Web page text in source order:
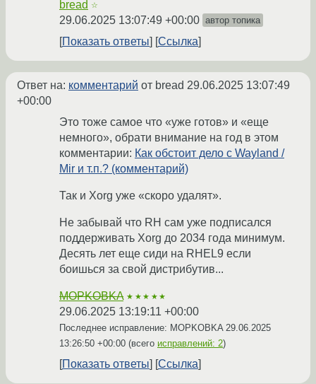
bread ☆
29.06.2025 13:07:49 +00:00 автор топика
Показать ответы Ссылка
Ответ на: комментарий от bread 29.06.2025 13:07:49
+00:00
Это тоже самое что «уже готов» и «еще
немного», обрати внимание на год в этом
комментарии: Как обстоит дело с Wayland /
Mir и т.п.? (комментарий)
Так и Xorg уже «скоро удалят».
Не забывай что RH сам уже подписался
поддерживать Xorg до 2034 года минимум.
Десять лет еще сиди на RHEL9 если
боишься за свой дистрибутив...
MOPKOBKA ★★★★★
29.06.2025 13:19:11 +00:00
Последнее исправление: MOPKOBKA 29.06.2025
13:26:50 +00:00 (всего исправлений: 2)
Показать ответы Ссылка